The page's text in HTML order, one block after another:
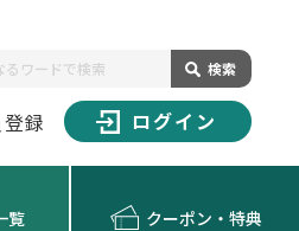
検索
録 ログイン
覧 クーポン・特典